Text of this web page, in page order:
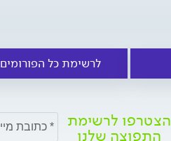
לרשימת כל הפורומים
הצטרפו לרשימת
התפוצה שלנו